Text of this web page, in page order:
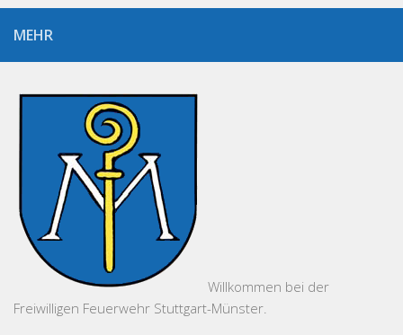
MEHR
Willkommen bei der
Freiwilligen Feuerwehr Stuttgart-Münster.